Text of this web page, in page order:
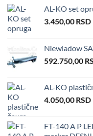
AL-KO set
3.450,00 RSD
Niewiadow
592.750,00
AL-KO
4.050,00 RSD
FT-140 A P